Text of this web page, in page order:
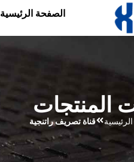
الصفحة الرئيسية
المنتجات
قناة تصريف راتنجية